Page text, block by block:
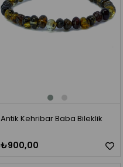
Antik Kehribar Baba Bileklik
₺900,00